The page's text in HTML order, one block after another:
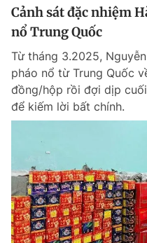
Cảnh sát đặc nhiệm
nổ Trung Quốc
Từ tháng 3.2025,
pháo nổ từ Trung Quốc
đồng/hộp rồi đợi dịp
để kiếm lời bất chính.